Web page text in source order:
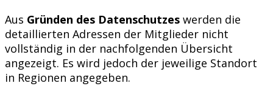
Aus Gründen des Datenschutzes werden die
detaillierten Adressen der Mitglieder nicht
vollständig in der nachfolgenden Übersicht
angezeigt. Es wird jedoch der jeweilige Standort
in Regionen angegeben.